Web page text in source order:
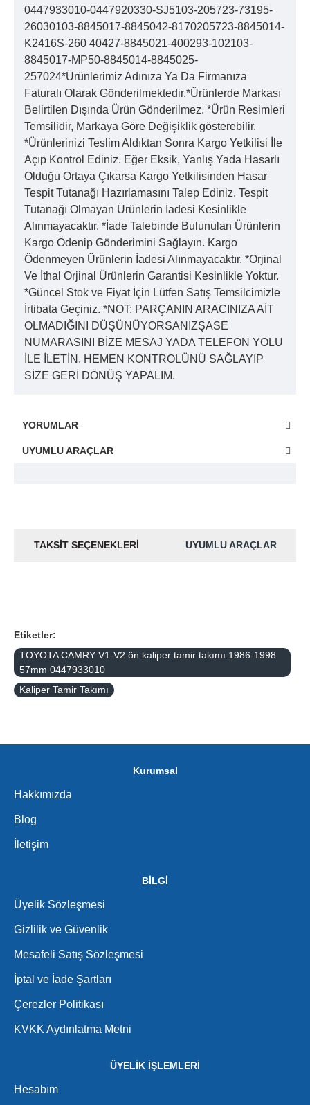
0447933010-0447920330-SJ5103-205723-73195-
26030103-8845017-8845042-8170205723-8845014-
K2416S-260 40427-8845021-400293-102103-
8845017-MP50-8845014-8845025-
257024*Ürünlerimiz Adınıza Ya Da Firmanıza
Faturalı Olarak Gönderilmektedir.*Ürünlerde Markası
Belirtilen Dışında Ürün Gönderilmez. *Ürün Resimleri
Temsilidir, Markaya Göre Değişiklik gösterebilir.
*Ürünlerinizi Teslim Aldıktan Sonra Kargo Yetkilisi İle
Açıp Kontrol Ediniz. Eğer Eksik, Yanlış Yada Hasarlı
Olduğu Ortaya Çıkarsa Kargo Yetkilisinden Hasar
Tespit Tutanağı Hazırlamasını Talep Ediniz. Tespit
Tutanağı Olmayan Ürünlerin İadesi Kesinlikle
Alınmayacaktır. *İade Talebinde Bulunulan Ürünlerin
Kargo Ödenip Gönderimini Sağlayın. Kargo
Ödenmeyen Ürünlerin İadesi Alınmayacaktır. *Orjinal
Ve İthal Orjinal Ürünlerin Garantisi Kesinlikle Yoktur.
*Güncel Stok ve Fiyat İçin Lütfen Satış Temsilcimizle
İrtibata Geçiniz. *NOT: PARÇANIN ARACINIZA AİT
OLMADIĞINI DÜŞÜNÜYORSANIZŞASE
NUMARASINI BİZE MESAJ YADA TELEFON YOLU
İLE İLETİN. HEMEN KONTROLÜNÜ SAĞLAYIP
SİZE GERİ DÖNÜŞ YAPALIM.
YORUMLAR
UYUMLU ARAÇLAR
TAKSIT SEÇENEKLERI UYUMLU ARAÇLAR
Etiketler:
TOYOTA CAMRY V1-V2 ön kaliper tamir takımı 1986-1998
57mm 0447933010
Kaliper Tamir Takımı
Kurumsal
Hakkımızda
Blog
İletişim
BİLGİ
Üyelik Sözleşmesi
Gizlilik ve Güvenlik
Mesafeli Satış Sözleşmesi
İptal ve İade Şartları
Çerezler Politikası
KVKK Aydınlatma Metni
ÜYELİK İŞLEMLERİ
Hesabım